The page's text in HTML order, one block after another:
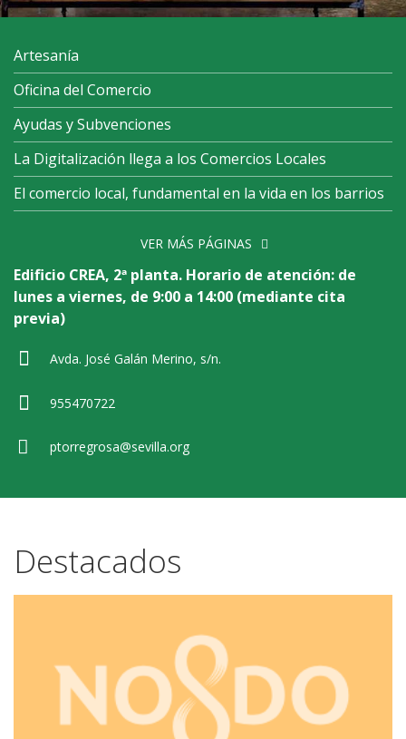
Artesanía
Oficina del Comercio
Ayudas y Subvenciones
La Digitalización llega a los Comercios Locales
El comercio local, fundamental en la vida en los barrios
VER MÁS PÁGINAS
Edificio CREA, 2ª planta. Horario de atención: de
lunes a viernes, de 9:00 a 14:00 (mediante cita
previa)
Avda. José Galán Merino, s/n.
955470722
ptorregrosa@sevilla.org
Destacados